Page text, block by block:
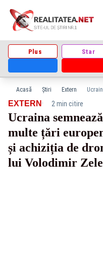
Plus Star
Acasă Știri Extern
EXTERN · 2 min citire
Ucraina
multe țări
și achiziția de
lui Volodimir